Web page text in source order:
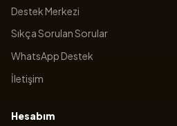
Destek Merkezi
Sıkça Sorulan Sorular
WhatsApp Destek
İletişim
Hesabım